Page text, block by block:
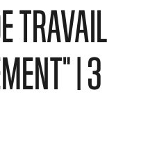
TRAVAIL
| 3